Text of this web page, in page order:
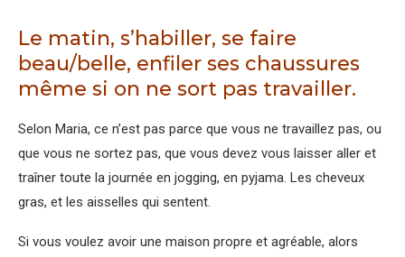
Le matin, s’habiller, se faire
beau/belle, enfiler ses chaussures
même si on ne sort pas travailler.
Selon Maria, ce n’est pas parce que vous ne travaillez pas, ou
que vous ne sortez pas, que vous devez vous laisser aller et
traîner toute la journée en jogging, en pyjama. Les cheveux
gras, et les aisselles qui sentent.
Si vous voulez avoir une maison propre et agréable, alors